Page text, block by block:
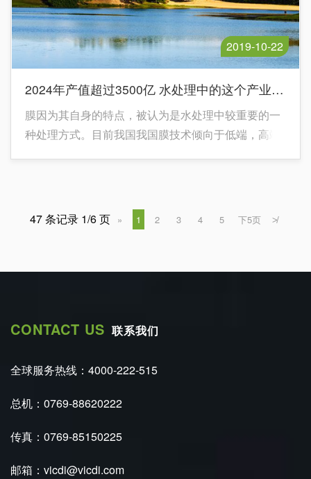
2019-10-22
2024年产值超过3500亿 水处理中的这个产业靠啥“膜”法
膜因为其自身的特点，被认为是水处理中较重要的一
种处理方式。目前我国我国膜技术倾向于低端，高端
方向。
47 条记录 1/6 页 » 1 2 3 4 5 下5页 ≯
CONTACT US 联系我们
全球服务热线：4000-222-515
总机：0769-88620222
传真：0769-85150225
邮箱：vicdi@vicdi.com